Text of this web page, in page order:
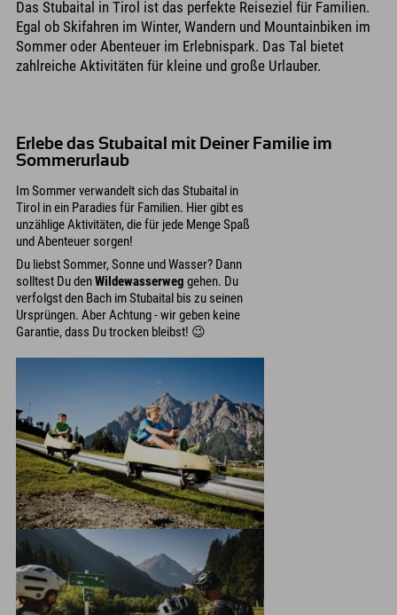
Das Stubaital in Tirol ist das perfekte Reiseziel für Familien.
Egal ob Skifahren im Winter, Wandern und Mountainbiken im
Sommer oder Abenteuer im Erlebnispark. Das Tal bietet
zahlreiche Aktivitäten für kleine und große Urlauber.
Erlebe das Stubaital mit Deiner Familie im
Sommerurlaub
Im Sommer verwandelt sich das Stubaital in
Tirol in ein Paradies für Familien. Hier gibt es
unzählige Aktivitäten, die für jede Menge Spaß
und Abenteuer sorgen!
Du liebst Sommer, Sonne und Wasser? Dann
solltest Du denWildewasserweg gehen. Du
verfolgst den Bach im Stubaital bis zu seinen
Ursprüngen. Aber Achtung - wir geben keine
Garantie, dass Du trocken bleibst! 😉